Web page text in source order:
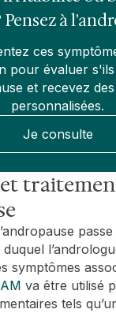
Pensez à
ces
pour évaluer
et recevez
personnalisées.
Je consulte
symptômes
va être utilisé
tels